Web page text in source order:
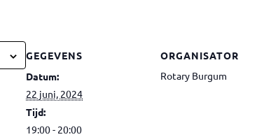
GEGEVENS
Datum:
22 juni, 2024
Tijd:
19:00 - 20:00
ORGANISATOR
Rotary Burgum